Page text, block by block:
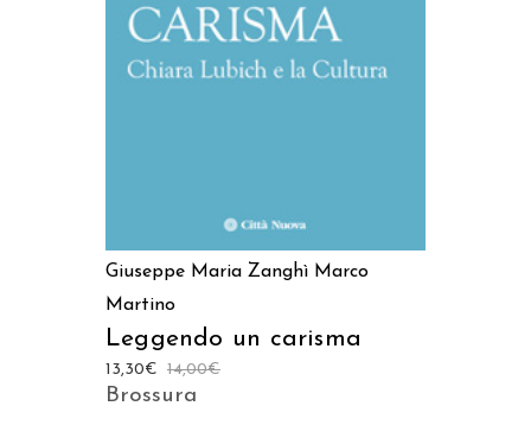
AGGIUNGI AL CARRELLO
Giuseppe Maria Zanghì Marco
Martino
Leggendo un carisma
14,00€
13,30€
Brossura